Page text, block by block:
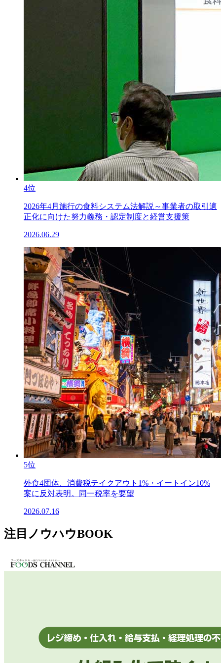
4位
2026年4月施行の食料システム法解説～事業者の取引適
正化に向けた努力義務・認定制度と経営支援策
2026.06.29
5位
外食4団体、消費税テイクアウト1%・イートイン10%
案に反対表明。同一税率を要望
2026.07.16
注目ノウハウBOOK